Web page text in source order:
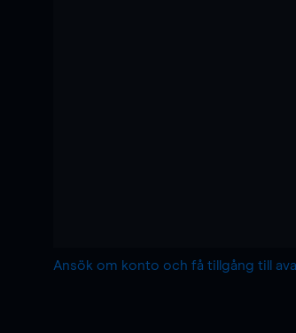
Ansök om konto och få tillgång till